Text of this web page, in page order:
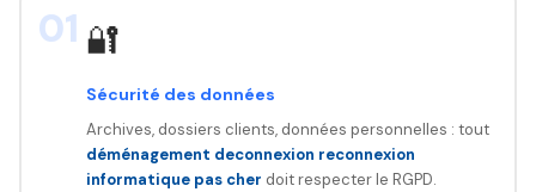
01 🔐
Sécurité des données
Archives, dossiers clients, données personnelles : tout
déménagement deconnexion reconnexion
informatique pas cher doit respecter le RGPD.